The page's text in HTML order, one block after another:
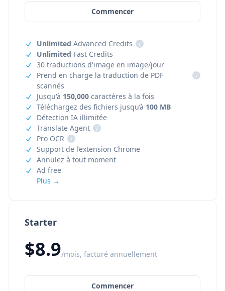
Starter
$8.9/mois, facturé annuellement
Commencer
Commencer
Unlimited Advanced Credits
i
Unlimited Fast Credits
30 traductions d'image en image/jour
Prend en charge la traduction de PDF
scannés
i
Jusqu'à 150,000 caractères à la fois
Téléchargez des fichiers jusqu’à 100 MB
Détection IA illimitée
Translate Agent
i
Pro OCR
i
Support de l’extension Chrome
Annulez à tout moment
Ad free
Plus →